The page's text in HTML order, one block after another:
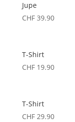
Jupe
CHF39.90
T-Shirt
CHF19.90
T-Shirt
CHF29.90